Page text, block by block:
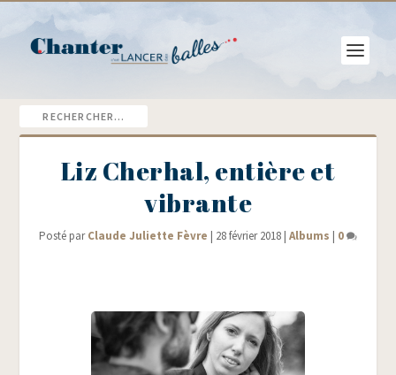
Liz Cherhal, entière et
vibrante
Posté parClaude Juliette Fèvre | 28 février 2018 | Albums | 0